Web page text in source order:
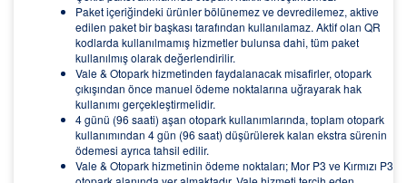
Paket içeriğindeki ürünler bölünemez ve devredilemez, aktive
edilen paket bir başkası tarafından kullanılamaz. Aktif olan QR
kodlarda kullanılmamış hizmetler bulunsa dahi, tüm paket
kullanılmış olarak değerlendirilir.
Vale & Otopark hizmetinden faydalanacak misafirler, otopark
çıkışından önce manuel ödeme noktalarına uğrayarak hak
kullanımı gerçekleştirmelidir.
4 günü (96 saati) aşan otopark kullanımlarında, toplam otopark
kullanımından 4 gün (96 saat) düşürülerek kalan ekstra sürenin
ödemesi ayrıca tahsil edilir.
Vale & Otopark hizmetinin ödeme noktaları; Mor P3 ve Kırmızı P3